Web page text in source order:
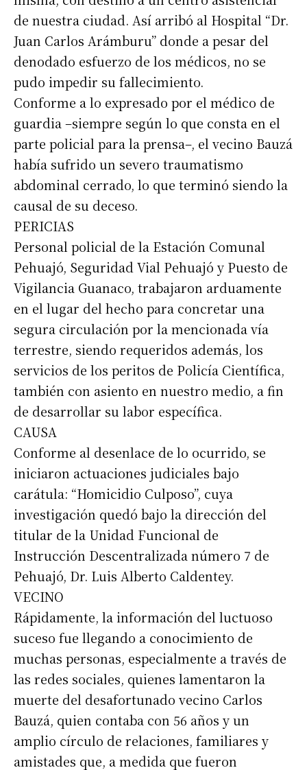
Suscribirme gratis
de nuestra ciudad. Así arribó al Hospital “Dr.
Juan Carlos Arámburu” donde a pesar del
denodado esfuerzo de los médicos, no se
pudo impedir su fallecimiento.
Conforme a lo expresado por el médico de
guardia –siempre según lo que consta en el
parte policial para la prensa–, el vecino Bauzá
había sufrido un severo traumatismo
abdominal cerrado, lo que terminó siendo la
causal de su deceso.
PERICIAS
Personal policial de la Estación Comunal
Pehuajó, Seguridad Vial Pehuajó y Puesto de
Vigilancia Guanaco, trabajaron arduamente
en el lugar del hecho para concretar una
segura circulación por la mencionada vía
terrestre, siendo requeridos además, los
servicios de los peritos de Policía Científica,
también con asiento en nuestro medio, a fin
de desarrollar su labor específica.
CAUSA
Conforme al desenlace de lo ocurrido, se
iniciaron actuaciones judiciales bajo
carátula: “Homicidio Culposo”, cuya
investigación quedó bajo la dirección del
titular de la Unidad Funcional de
Instrucción Descentralizada número 7 de
Pehuajó, Dr. Luis Alberto Caldentey.
VECINO
Rápidamente, la información del luctuoso
suceso fue llegando a conocimiento de
muchas personas, especialmente a través de
las redes sociales, quienes lamentaron la
muerte del desafortunado vecino Carlos
Bauzá, quien contaba con 56 años y un
amplio círculo de relaciones, familiares y
amistades que, a medida que fueron